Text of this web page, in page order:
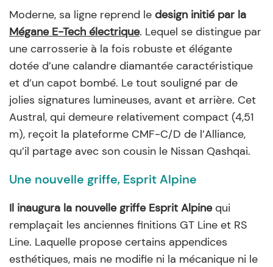
Moderne, sa ligne reprend le design initié par la
Mégane E-Tech électrique. Lequel se distingue par
une carrosserie à la fois robuste et élégante
dotée d’une calandre diamantée caractéristique
et d’un capot bombé. Le tout souligné par de
jolies signatures lumineuses, avant et arrière. Cet
Austral, qui demeure relativement compact (4,51
m), reçoit la plateforme CMF-C/D de l’Alliance,
qu’il partage avec son cousin le Nissan Qashqai.
Une nouvelle griffe, Esprit Alpine
Il inaugura la nouvelle griffe Esprit Alpinequi
remplaçait les anciennes finitions GT Line et RS
Line. Laquelle propose certains appendices
esthétiques, mais ne modifie ni la mécanique ni le